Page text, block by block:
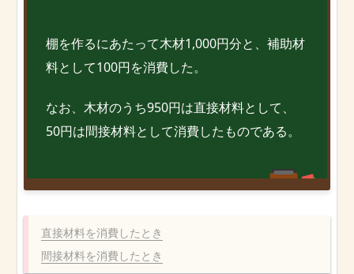
棚を作るにあたって木材1,000円分と、補助材
料として100円を消費した。
なお、木材のうち950円は直接材料として、
50円は間接材料として消費したものである。
直接材料を消費したとき
間接材料を消費したとき